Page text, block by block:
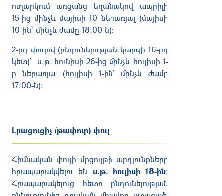
ուղարկում առցանց եղանակով ապրիլի
15-ից մինչև մայիսի 10 ներառյալ (մայիսի
10-ին՝ մինչև ժամը 18։00-ն):
2-րդ փուլով (ընդունելության կարգի 16-րդ
կետ)՝ ս.թ. հունիսի 26-ից մինչև հուլիսի 1-
ը ներառյալ (հուլիսի 1-ին՝ մինչև ժամը
17։00-ն)։
Լրացուցիչ (թափուր) փուլ
Հիմնական փուլի մրցույթի արդյունքները
հրապարակվելու են ս.թ. հուլիսի 18-ին։
Հրապարակելուց հետո ընդունելության